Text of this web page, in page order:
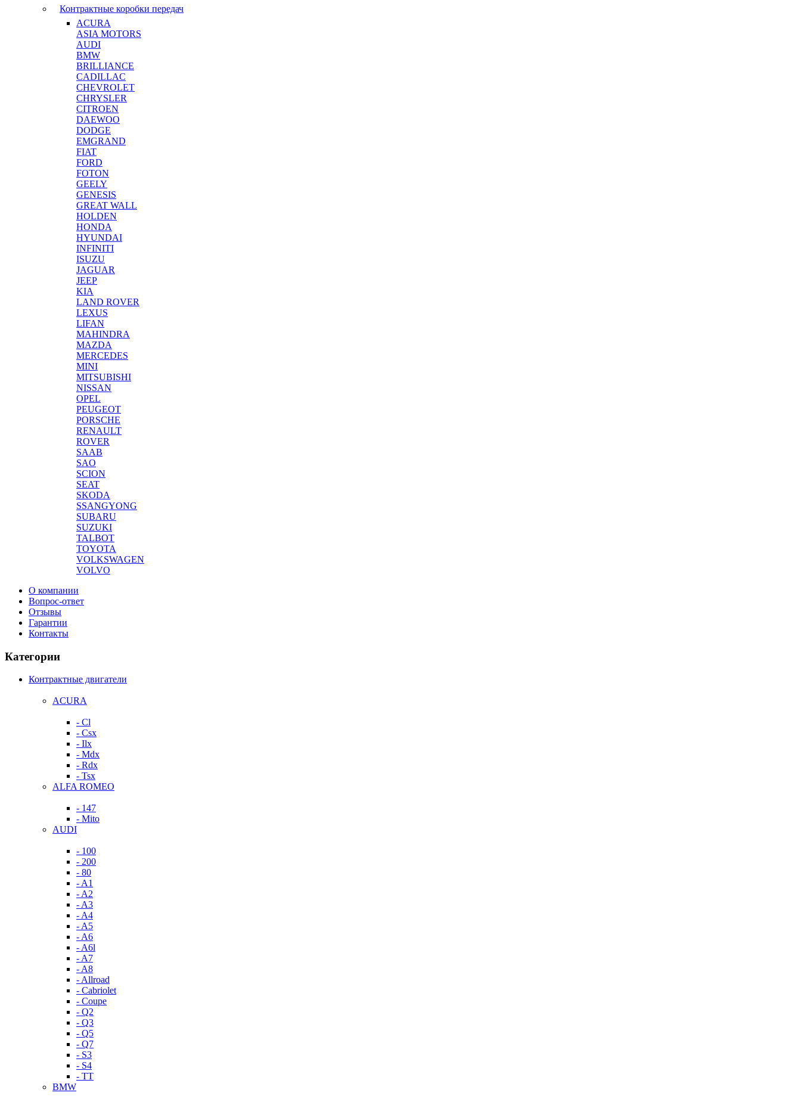
Контрактные коробки передач
ACURA
ASIA MOTORS
AUDI
BMW
BRILLIANCE
CADILLAC
CHEVROLET
CHRYSLER
CITROEN
DAEWOO
DODGE
EMGRAND
FIAT
FORD
FOTON
GEELY
GENESIS
GREAT WALL
HOLDEN
HONDA
HYUNDAI
INFINITI
ISUZU
JAGUAR
JEEP
KIA
LAND ROVER
LEXUS
LIFAN
MAHINDRA
MAZDA
MERCEDES
MINI
MITSUBISHI
NISSAN
OPEL
PEUGEOT
PORSCHE
RENAULT
ROVER
SAAB
SAO
SCION
SEAT
SKODA
SSANGYONG
SUBARU
SUZUKI
TALBOT
TOYOTA
VOLKSWAGEN
VOLVO
О компании
Вопрос-ответ
Отзывы
Гарантии
Контакты
Категории
Контрактные двигатели
ACURA
- Cl
- Csx
- Ilx
- Mdx
- Rdx
- Tsx
ALFA ROMEO
- 147
- Mito
AUDI
- 100
- 200
- 80
- A1
- A2
- A3
- A4
- A5
- A6
- A6l
- A7
- A8
- Allroad
- Cabriolet
- Coupe
- Q2
- Q3
- Q5
- Q7
- S3
- S4
- TT
BMW